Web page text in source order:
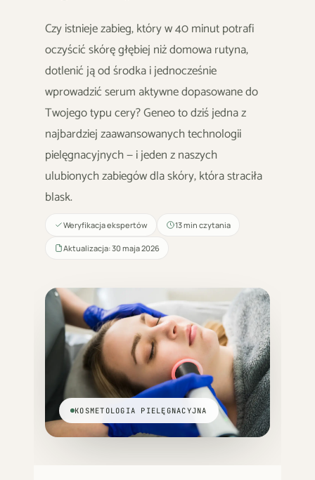
Czy istnieje zabieg, który w 40 minut potrafi
oczyścić skórę głębiej niż domowa rutyna,
dotlenić ją od środka i jednocześnie
wprowadzić serum aktywne dopasowane do
Twojego typu cery? Geneo to dziś jedna z
najbardziej zaawansowanych technologii
pielęgnacyjnych — i jeden z naszych
ulubionych zabiegów dla skóry, która straciła
blask.
Weryfikacja ekspertów 13 min czytania
Aktualizacja: 30 maja 2026
KOSMETOLOGIA PIELĘGNACYJNA